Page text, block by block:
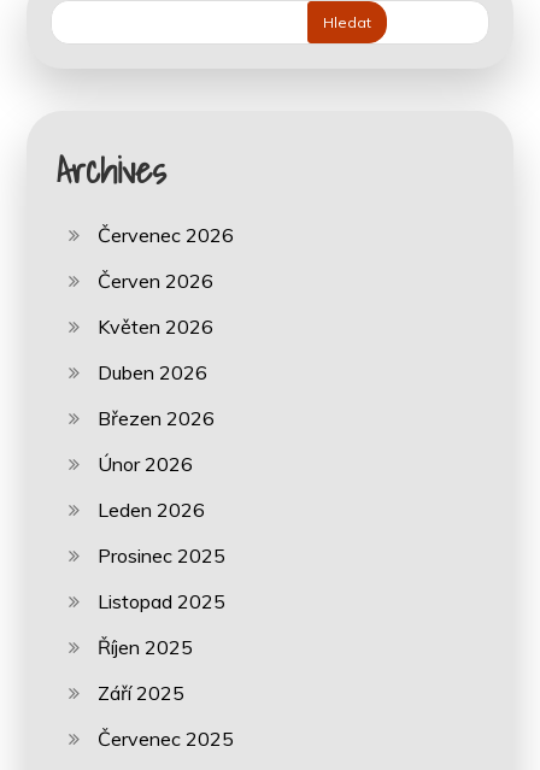
Hledat
Archives
Červenec 2026
Červen 2026
Květen 2026
Duben 2026
Březen 2026
Únor 2026
Leden 2026
Prosinec 2025
Listopad 2025
Říjen 2025
Září 2025
Červenec 2025